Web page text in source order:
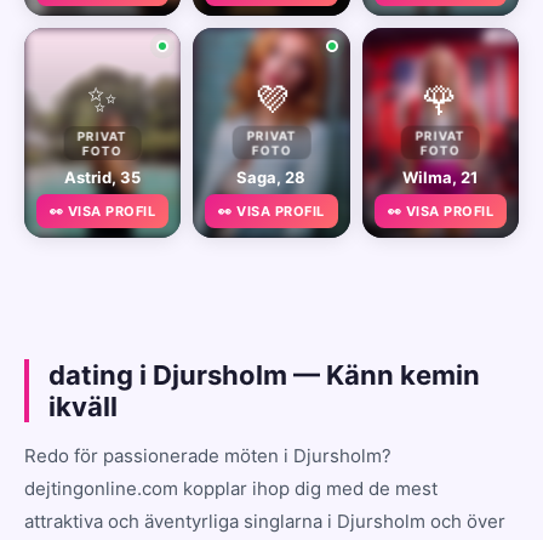
✨
PRIVAT
FOTO
Astrid, 35
👀 VISA PROFIL
💜
PRIVAT
FOTO
Saga, 28
👀 VISA PROFIL
🌹
PRIVAT
FOTO
Wilma, 21
👀 VISA PROFIL
dating i Djursholm — Känn kemin
ikväll
Redo för passionerade möten i Djursholm?
dejtingonline.com kopplar ihop dig med de mest
attraktiva och äventyrliga singlarna i Djursholm och över